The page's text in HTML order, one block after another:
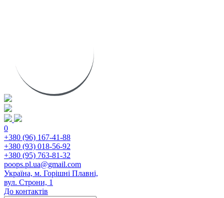
0
+380 (96) 167-41-88
+380 (93) 018-56-92
+380 (95) 763-81-32
poops.pl.ua@gmail.com
Україна, м. Горішні Плавні,
вул. Строни, 1
До контактів